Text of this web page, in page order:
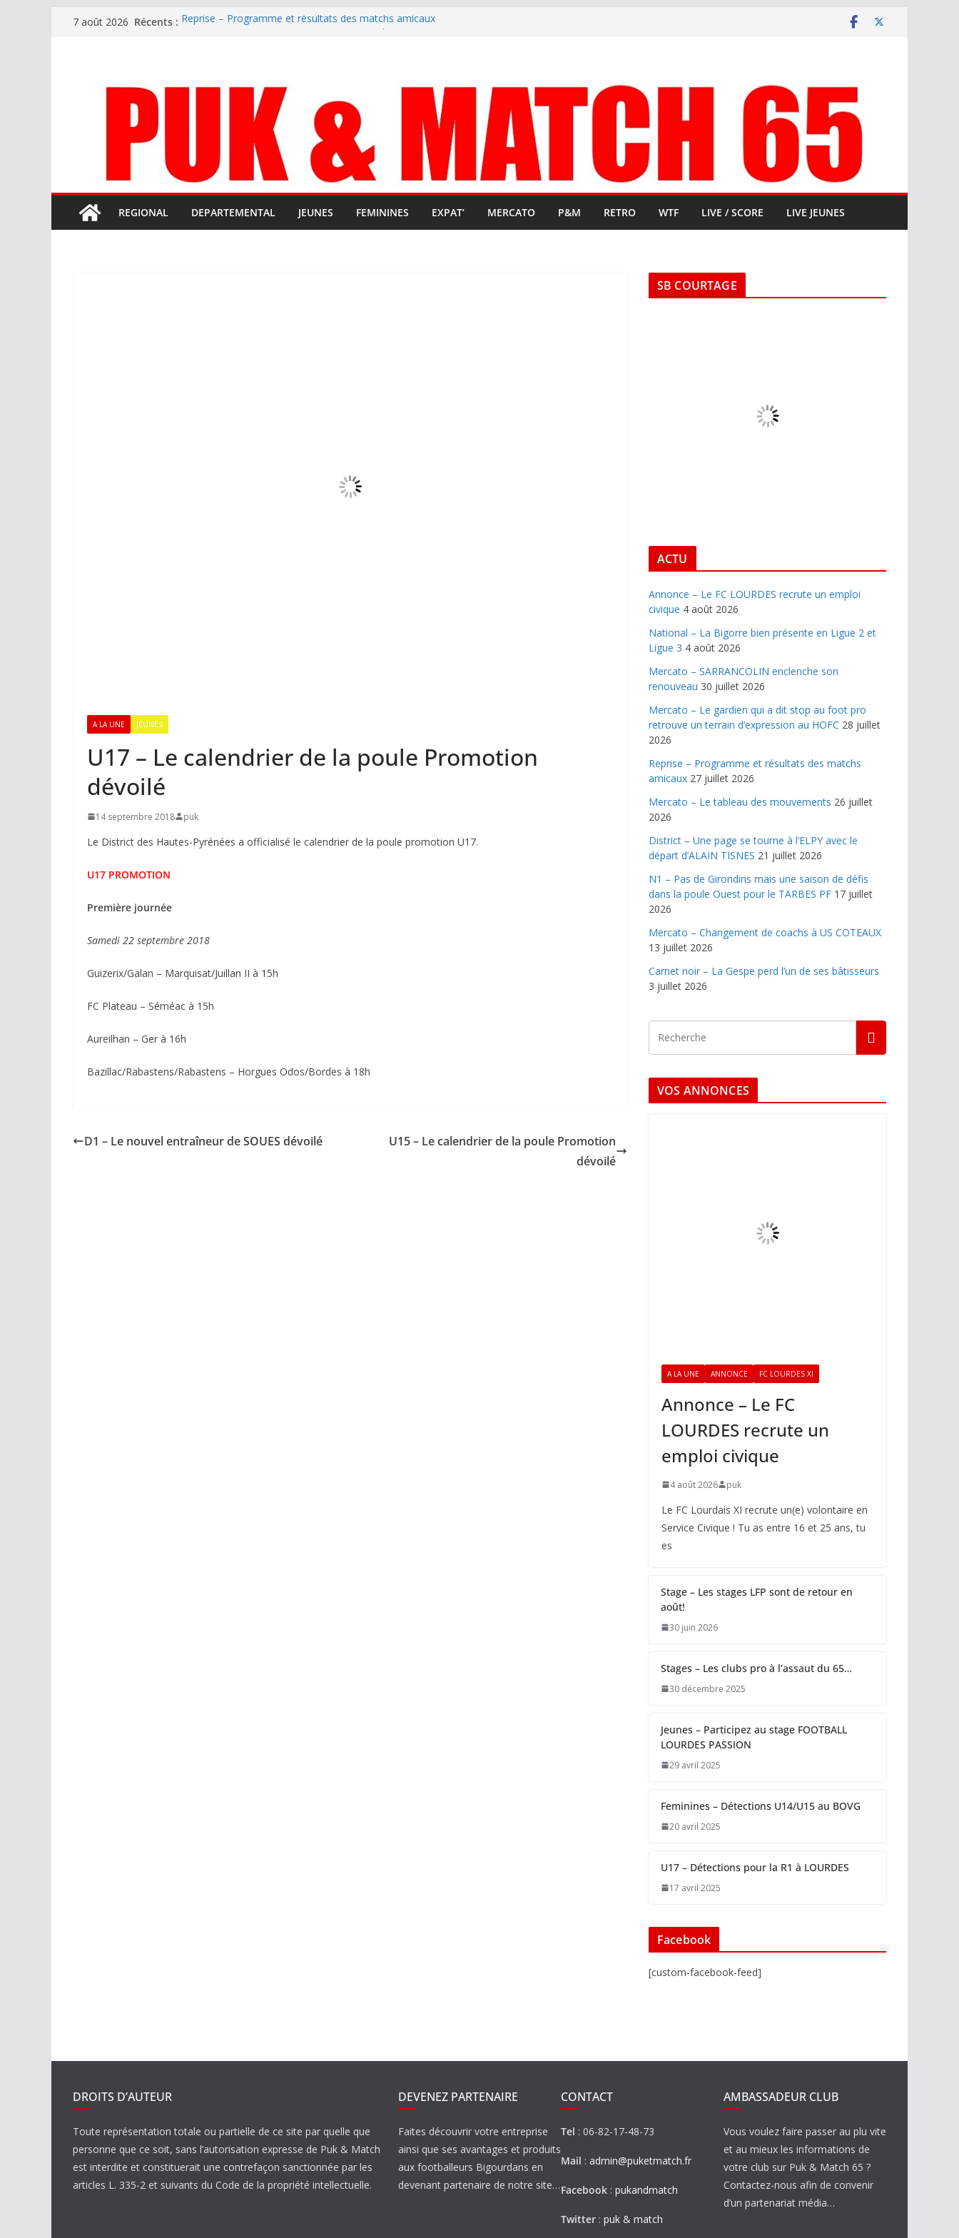
Passer7 août 2026 Récents : Reprise – Programme et résultats des matchs amicaux
terrain d’expression au HOFC
REGIONAL DEPARTEMENTAL JEUNES FEMININES EXPAT’ MERCATO P&M RETRO WTF LIVE / SCORE LIVE JEUNES
A LA UNE JEUNES
U17 – Le calendrier de la poule Promotion
dévoilé
14 septembre 2018 puk
Le District des Hautes-Pyrénées a officialisé le calendrier de la poule promotion U17.
U17 PROMOTION
Première journée
Samedi 22 septembre 2018
Guizerix/Galan – Marquisat/Juillan II à 15h
FC Plateau – Séméac à 15h
Aureilhan – Ger à 16h
Bazillac/Rabastens/Rabastens – Horgues Odos/Bordes à 18h
D1 – Le nouvel entraîneur de SOUES dévoilé
U15 – Le calendrier de la poule Promotion
dévoilé
SB COURTAGE
ACTU
Annonce – Le FC LOURDES recrute un emploi
civique 4 août 2026
National – La Bigorre bien présente en Ligue 2 et
Ligue 3 4 août 2026
Mercato – SARRANCOLIN enclenche son
renouveau 30 juillet 2026
Mercato – Le gardien qui a dit stop au foot pro
retrouve un terrain d’expression au HOFC 28 juillet
2026
Reprise – Programme et résultats des matchs
amicaux 27 juillet 2026
Mercato – Le tableau des mouvements 26 juillet
2026
District – Une page se tourne à l’ELPY avec le
départ d’ALAIN TISNES 21 juillet 2026
N1 – Pas de Girondins mais une saison de défis
dans la poule Ouest pour le TARBES PF 17 juillet
2026
Mercato – Changement de coachs à US COTEAUX
13 juillet 2026
Carnet noir – La Gespe perd l’un de ses bâtisseurs
3 juillet 2026
VOS ANNONCES
A LA UNE ANNONCE FC LOURDES XI
Annonce – Le FC
LOURDES recrute un
emploi civique
4 août 2026 puk
Le FC Lourdais XI recrute un(e) volontaire en
Service Civique ! Tu as entre 16 et 25 ans, tu
es
Stage – Les stages LFP sont de retour en
août!
30 juin 2026
Stages – Les clubs pro à l’assaut du 65…
30 décembre 2025
Jeunes – Participez au stage FOOTBALL
LOURDES PASSION
29 avril 2025
Feminines – Détections U14/U15 au BOVG
20 avril 2025
U17 – Détections pour la R1 à LOURDES
17 avril 2025
Facebook
[custom-facebook-feed]
DROITS D’AUTEUR
Toute représentation totale ou partielle de ce site par quelle que
personne que ce soit, sans l’autorisation expresse de Puk & Match
est interdite et constituerait une contrefaçon sanctionnée par les
articles L. 335-2 et suivants du Code de la propriété intellectuelle.
DEVENEZ PARTENAIRE
Faites découvrir votre entreprise
ainsi que ses avantages et produits
aux footballeurs Bigourdans en
devenant partenaire de notre site…
CONTACT
Tel : 06-82-17-48-73
Mail : admin@puketmatch.fr
Facebook : pukandmatch
Twitter : puk & match
AMBASSADEUR CLUB
Vous voulez faire passer au plu vite
et au mieux les informations de
votre club sur Puk & Match 65 ?
Contactez-nous afin de convenir
d’un partenariat média…